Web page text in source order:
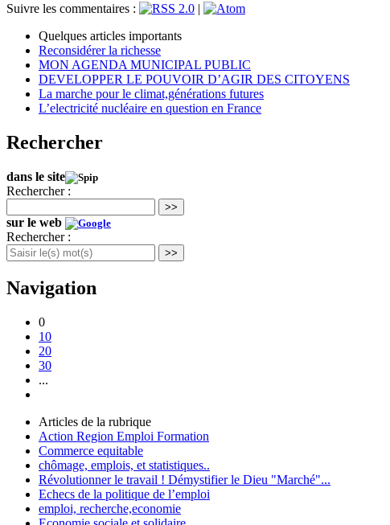
Suivre les commentaires :
|
Quelques articles importants
Reconsidérer la richesse
MON AGENDA MUNICIPAL PUBLIC
DEVELOPPER LE POUVOIR D’AGIR DES CITOYENS
La marche pour le climat,générations futures
L’electricité nucléaire en question en France
Rechercher
dans le site
Rechercher :
>>
sur le web
Rechercher :
>>
Navigation
0
10
20
30
...
Articles de la rubrique
Action Region Emploi Formation
Commerce equitable
chômage, emplois, et statistiques..
Révolutionner le travail ! Démystifier le Dieu "Marché"...
Echecs de la politique de l’emploi
emploi, recherche,economie